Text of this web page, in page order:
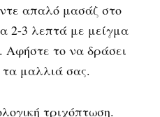
απαλό μασάζ στο
2-3 λεπτά με μείγμα
το να δράσει
μαλλιά σας.
τριχόπτωση.